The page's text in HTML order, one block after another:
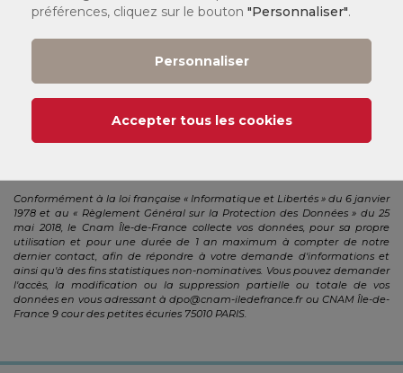
Envoyer
Conformément à la loi française « Informatique et Libertés » du 6 janvier
1978 et au « Règlement Général sur la Protection des Données » du 25
mai 2018, le Cnam Île-de-France collecte vos données, pour sa propre
utilisation et pour une durée de 1 an maximum à compter de notre
dernier contact, afin de répondre à votre demande d'informations et
ainsi qu'à des fins statistiques non-nominatives. Vous pouvez demander
l'accès, la modification ou la suppression partielle ou totale de vos
données en vous adressant àdpo@cnam-iledefrance.frou CNAM Île-de-
France 9 cour des petites écuries 75010 PARIS.
préférences, cliquez sur le bouton "Personnaliser".
Personnaliser
Accepter tous les cookies